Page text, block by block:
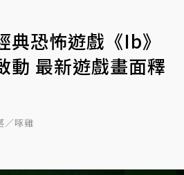
典恐怖遊戲《Ib》
動 最新遊戲畫面釋
／啄雞